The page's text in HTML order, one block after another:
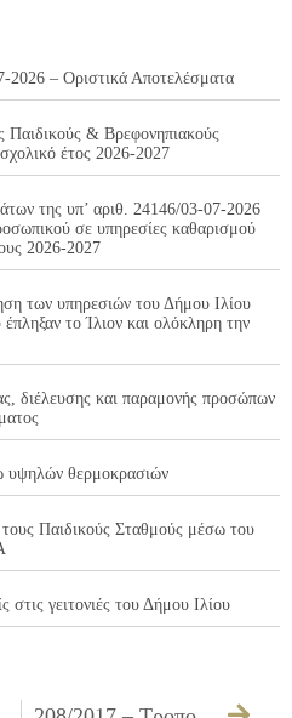
2026 – Οριστικά Αποτελέσματα
Παιδικούς & Βρεφονηπιακούς
έτος 2026-2027
της υπ’ αριθ. 24146/03-07-2026
σε υπηρεσίες καθαρισμού
2026-2027
των υπηρεσιών του Δήμου Ιλίου
το Ίλιον και ολόκληρη την
διέλευσης και παραμονής προσώπων
υψηλών θερμοκρασιών
Παιδικούς Σταθμούς μέσω του
στις γειτονιές του Δήμου Ιλίου